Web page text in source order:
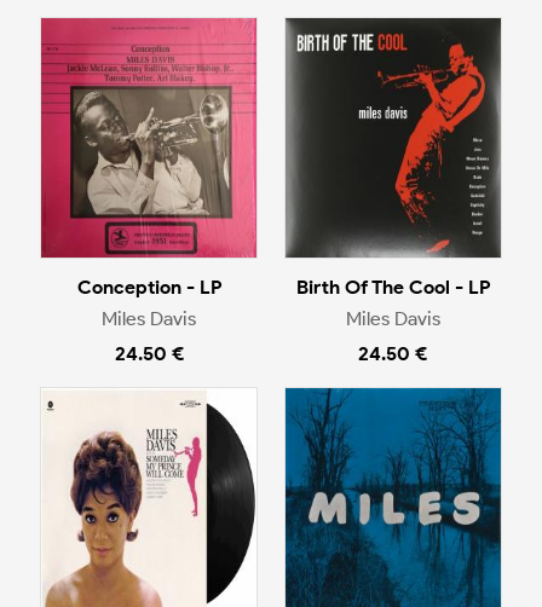
Conception - LP
Miles Davis
24.50 €
Birth Of The Cool - LP
Miles Davis
24.50 €